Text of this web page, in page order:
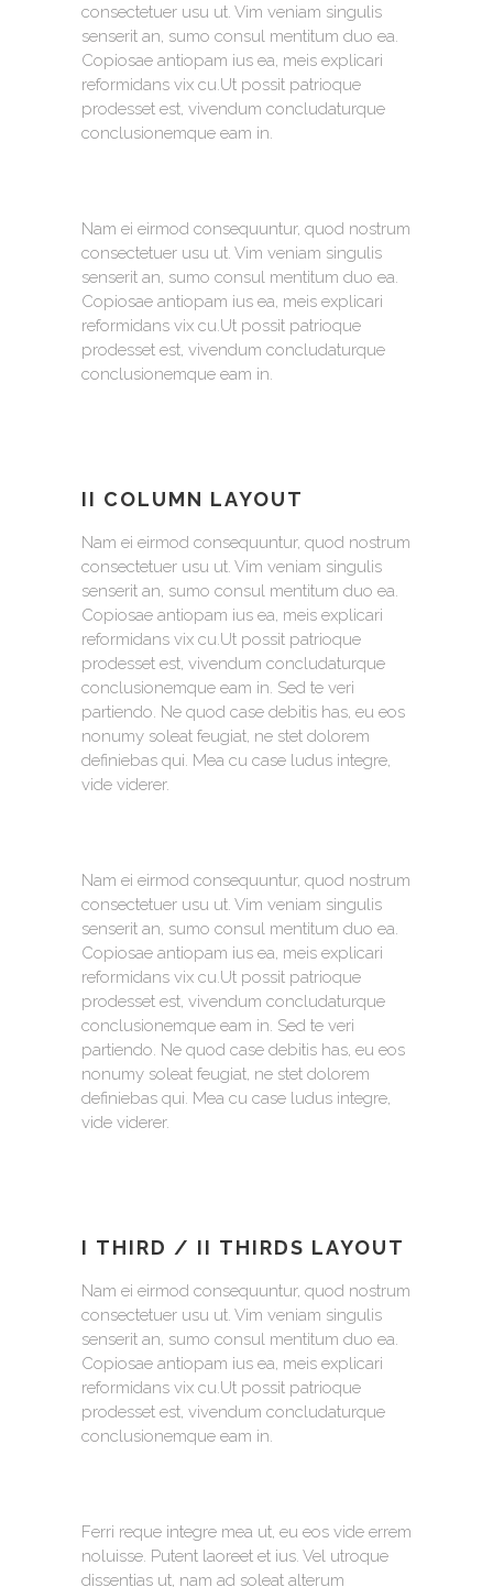
consectetuer usu ut. Vim veniam singulis
senserit an, sumo consul mentitum duo ea.
Copiosae antiopam ius ea, meis explicari
reformidans vix cu.Ut possit patrioque
prodesset est, vivendum concludaturque
conclusionemque eam in.
Nam ei eirmod consequuntur, quod nostrum
consectetuer usu ut. Vim veniam singulis
senserit an, sumo consul mentitum duo ea.
Copiosae antiopam ius ea, meis explicari
reformidans vix cu.Ut possit patrioque
prodesset est, vivendum concludaturque
conclusionemque eam in.
II COLUMN LAYOUT
Nam ei eirmod consequuntur, quod nostrum
consectetuer usu ut. Vim veniam singulis
senserit an, sumo consul mentitum duo ea.
Copiosae antiopam ius ea, meis explicari
reformidans vix cu.Ut possit patrioque
prodesset est, vivendum concludaturque
conclusionemque eam in. Sed te veri
partiendo. Ne quod case debitis has, eu eos
nonumy soleat feugiat, ne stet dolorem
definiebas qui. Mea cu case ludus integre,
vide viderer.
Nam ei eirmod consequuntur, quod nostrum
consectetuer usu ut. Vim veniam singulis
senserit an, sumo consul mentitum duo ea.
Copiosae antiopam ius ea, meis explicari
reformidans vix cu.Ut possit patrioque
prodesset est, vivendum concludaturque
conclusionemque eam in. Sed te veri
partiendo. Ne quod case debitis has, eu eos
nonumy soleat feugiat, ne stet dolorem
definiebas qui. Mea cu case ludus integre,
vide viderer.
I THIRD / II THIRDS LAYOUT
Nam ei eirmod consequuntur, quod nostrum
consectetuer usu ut. Vim veniam singulis
senserit an, sumo consul mentitum duo ea.
Copiosae antiopam ius ea, meis explicari
reformidans vix cu.Ut possit patrioque
prodesset est, vivendum concludaturque
conclusionemque eam in.
Ferri reque integre mea ut, eu eos vide errem
noluisse. Putent laoreet et ius. Vel utroque
dissentias ut, nam ad soleat alterum